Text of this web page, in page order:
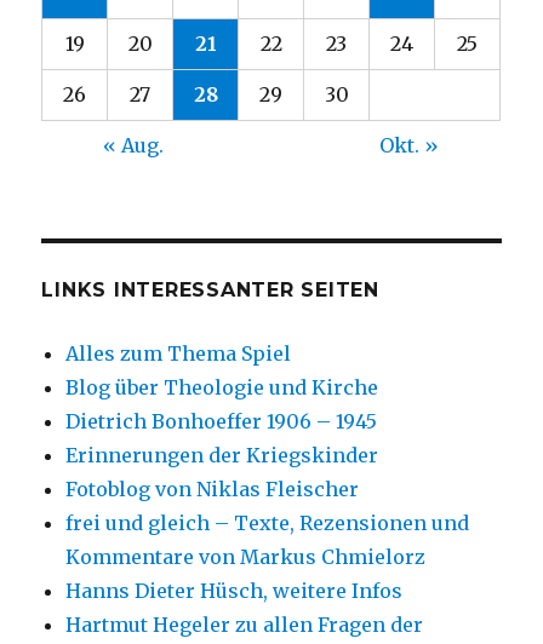
19 20 21 22 23 24 25
26 27 28 29 30
« Aug. Okt. »
LINKS INTERESSANTER SEITEN
Alles zum Thema Spiel
Blog über Theologie und Kirche
Dietrich Bonhoeffer 1906 – 1945
Erinnerungen der Kriegskinder
Fotoblog von Niklas Fleischer
frei und gleich – Texte, Rezensionen und
Kommentare von Markus Chmielorz
Hanns Dieter Hüsch, weitere Infos
Hartmut Hegeler zu allen Fragen der